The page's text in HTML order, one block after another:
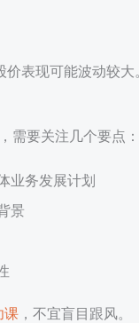
表现可能波动较
需要关注几个要点：
业务发展计划
景
课 ，不宜盲目跟风。